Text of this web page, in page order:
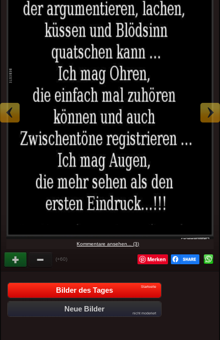
Kommentare ansehen... (3)
(+60) Merken
Bilder des Tages Startseite
Neue Bilder
nicht moderiert